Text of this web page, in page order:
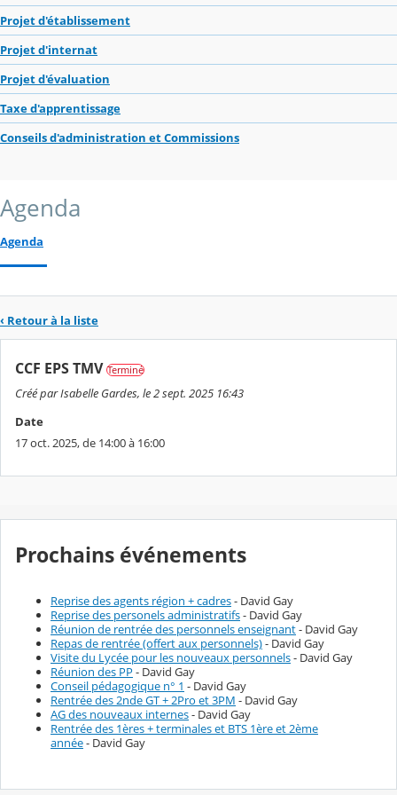
Projet d'établissement
Projet d'internat
Projet d'évaluation
Taxe d'apprentissage
Conseils d'administration et Commissions
Agenda
Agenda
‹ Retour à la liste
CCF EPS TMV Terminé
Créé par Isabelle Gardes, le 2 sept. 2025 16:43
Date
17 oct. 2025, de 14:00 à 16:00
Prochains événements
Reprise des agents région + cadres- David Gay
Reprise des personels administratifs- David Gay
Réunion de rentrée des personnels enseignant- David Gay
Repas de rentrée (offert aux personnels)- David Gay
Visite du Lycée pour les nouveaux personnels- David Gay
Réunion des PP - David Gay
Conseil pédagogique n° 1 - David Gay
Rentrée des 2nde GT + 2Pro et 3PM - David Gay
AG des nouveaux internes- David Gay
Rentrée des 1ères + terminales et BTS 1ère et 2ème
année- David Gay